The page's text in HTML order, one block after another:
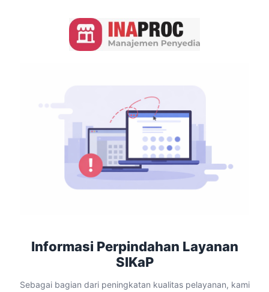
Informasi Perpindahan Layanan
SIKaP
Sebagai bagian dari peningkatan kualitas pelayanan, kami